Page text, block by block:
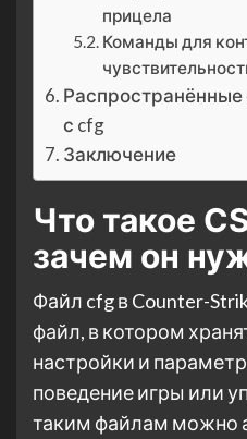
прицела
Команды для
Распространённые
с cfg
Заключение
Что такое
зачем он
Файл cfg в Counter-
файл, в котором
настройки и
поведение игры или
таким файлам можно